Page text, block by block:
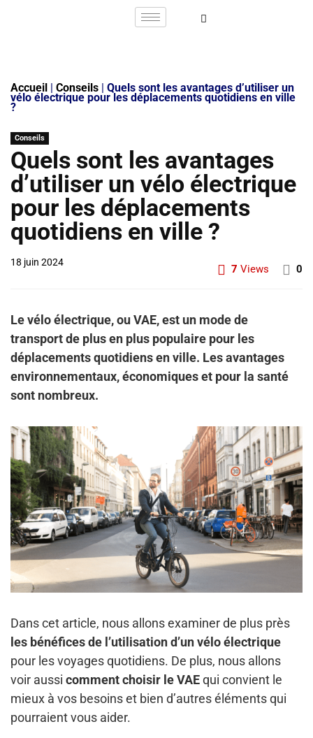
Accueil | Conseils | Quels sont les avantages d’utiliser un
vélo électrique pour les déplacements quotidiens en ville
?
Conseils
Quels sont les avantages
d’utiliser un vélo électrique
pour les déplacements
quotidiens en ville ?
18 juin 2024
7 Views 0
Le vélo électrique, ou VAE, est un mode de
transport de plus en plus populaire pour les
déplacements quotidiens en ville. Les avantages
environnementaux, économiques et pour la santé
sont nombreux.
Dans cet article, nous allons examiner de plus près
les bénéfices de l’utilisation d’un vélo électrique
pour les voyages quotidiens. De plus, nous allons
voir aussi comment choisir le VAEqui convient le
mieux à vos besoins et bien d’autres éléments qui
pourraient vous aider.